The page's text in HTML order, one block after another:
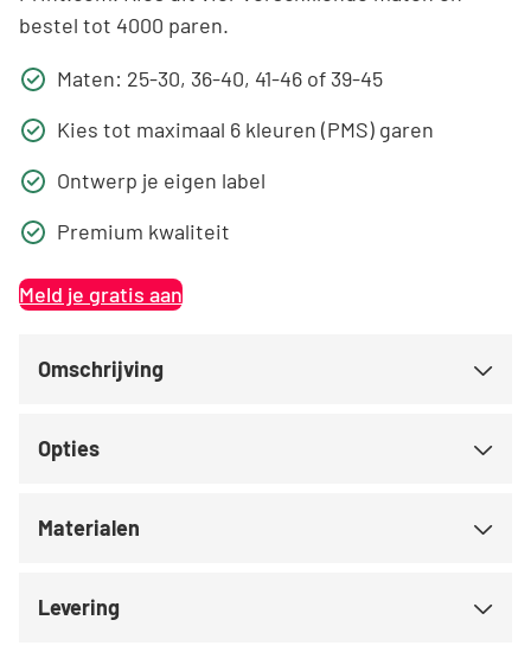
bestel tot 4000 paren.
Maten: 25-30, 36-40, 41-46 of 39-45
Kies tot maximaal 6 kleuren (PMS) garen
Ontwerp je eigen label
Premium kwaliteit
Meld je gratis aan
Omschrijving
Opties
Materialen
Levering